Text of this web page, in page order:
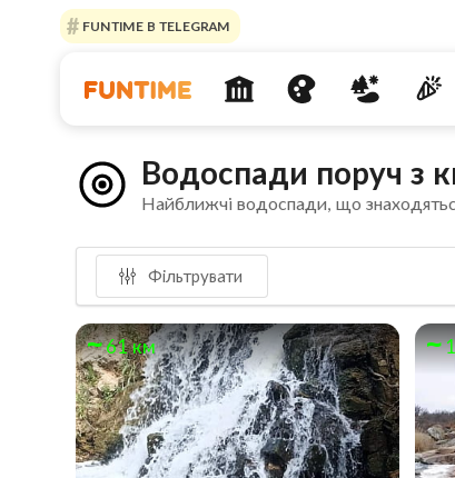
FUNTIME В TELEGRAM
Водоспади поруч з
Найближчі водоспади, що
Фільтрувати
61 км